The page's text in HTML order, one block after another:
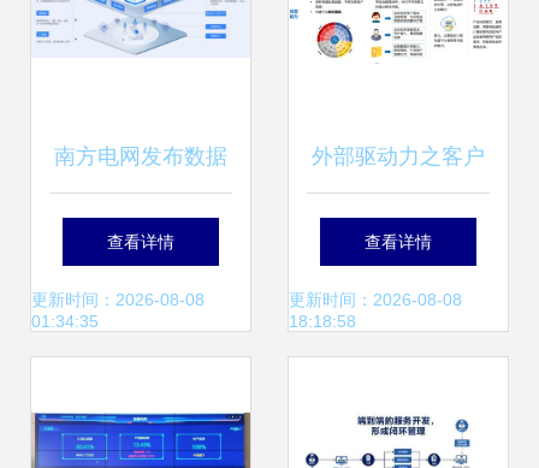
南方电网发布数据
中心对外门户，打
开万亿电力数据黄
查看详情
更新时间：2026-08-08
01:34:35
外部驱动力之客户
篇 五、全方位认知
客户，驱动数据服
查看详情
更新时间：2026-08-08
18:18:58